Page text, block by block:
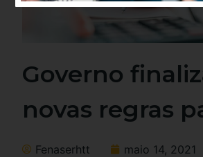
Governo
novas regras
Fenaserhtt
maio 14, 2021